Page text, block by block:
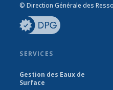
© Direction Générale des
SERVICES
Gestion des Eaux de
Surface